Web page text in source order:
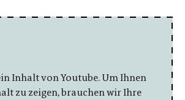
Inhalt von Youtube. Um Ihnen
zu zeigen, brauchen wir Ihre